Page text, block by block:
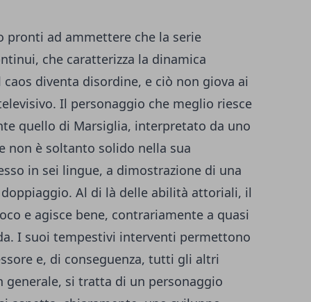
pronti ad ammettere che la serie
che caratterizza la dinamica
diventa disordine, e ciò non giova ai
Il personaggio che meglio riesce
quello di Marsiglia, interpretato da uno
non è soltanto solido nella sua
in sei lingue, a dimostrazione di una
Al di là delle abilità attoriali, il
e agisce bene, contrariamente a quasi
I suoi tempestivi interventi permettono
e, di conseguenza, tutti gli altri
generale, si tratta di un personaggio